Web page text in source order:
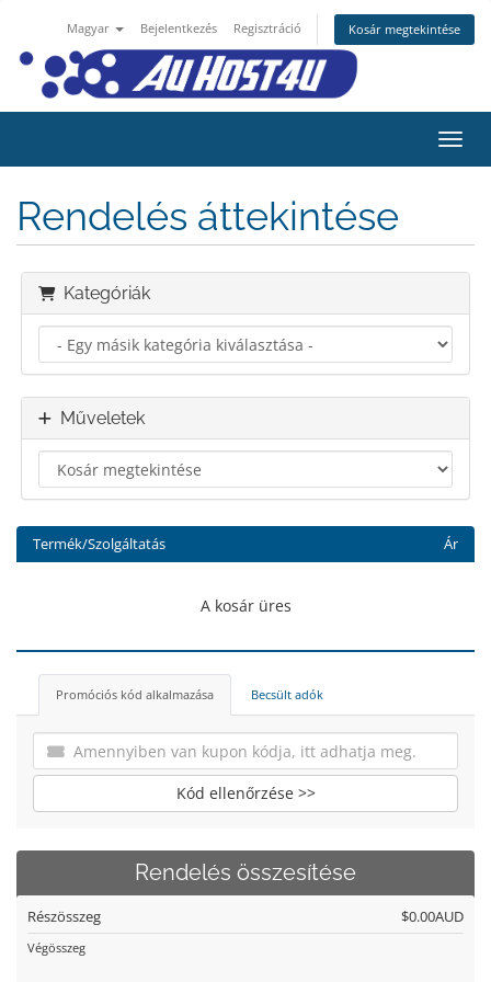
Magyar Bejelentkezés Regisztráció Kosár megtekintése
Rendelés áttekintése
Kategóriák
Műveletek
Termék/Szolgáltatás Ár
A kosár üres
Promóciós kód alkalmazása Becsült adók
Kód ellenőrzése >>
Rendelés összesítése
Részösszeg $0.00AUD
Végösszeg